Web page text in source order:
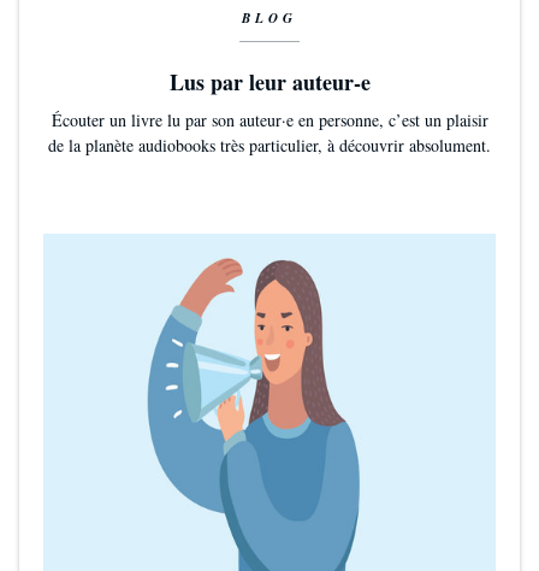
BLOG
Lus par leur auteur-e
Écouter un livre lu par son auteur·e en personne, c’est un plaisir
de la planète audiobooks très particulier, à découvrir absolument.